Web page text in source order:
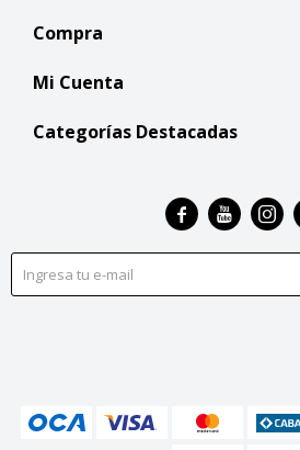
Compra
Mi Cuenta
Categorías Destacadas
  